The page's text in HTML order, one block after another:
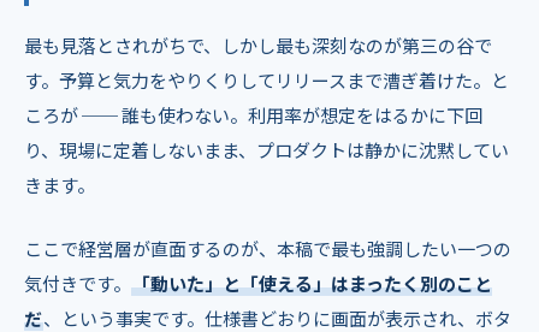
最も見落とされがちで、しかし最も深刻なのが第三の谷で
す。予算と気力をやりくりしてリリースまで漕ぎ着けた。と
ころが ── 誰も使わない。利用率が想定をはるかに下回
り、現場に定着しないまま、プロダクトは静かに沈黙してい
きます。
ここで経営層が直面するのが、本稿で最も強調したい一つの
気付きです。 「動いた」と「使える」はまったく別のこと
だ、という事実です。仕様書どおりに画面が表示され、ボタ